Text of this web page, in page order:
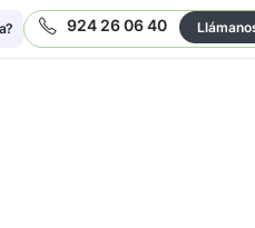
924 26 06 40